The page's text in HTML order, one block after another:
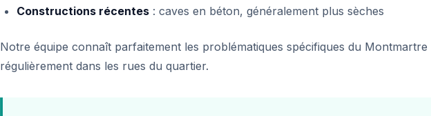
Constructions récentes : caves en béton, généralement plus sèches
Notre équipe connaît parfaitement les problématiques spécifiques du
régulièrement dans les rues du quartier.